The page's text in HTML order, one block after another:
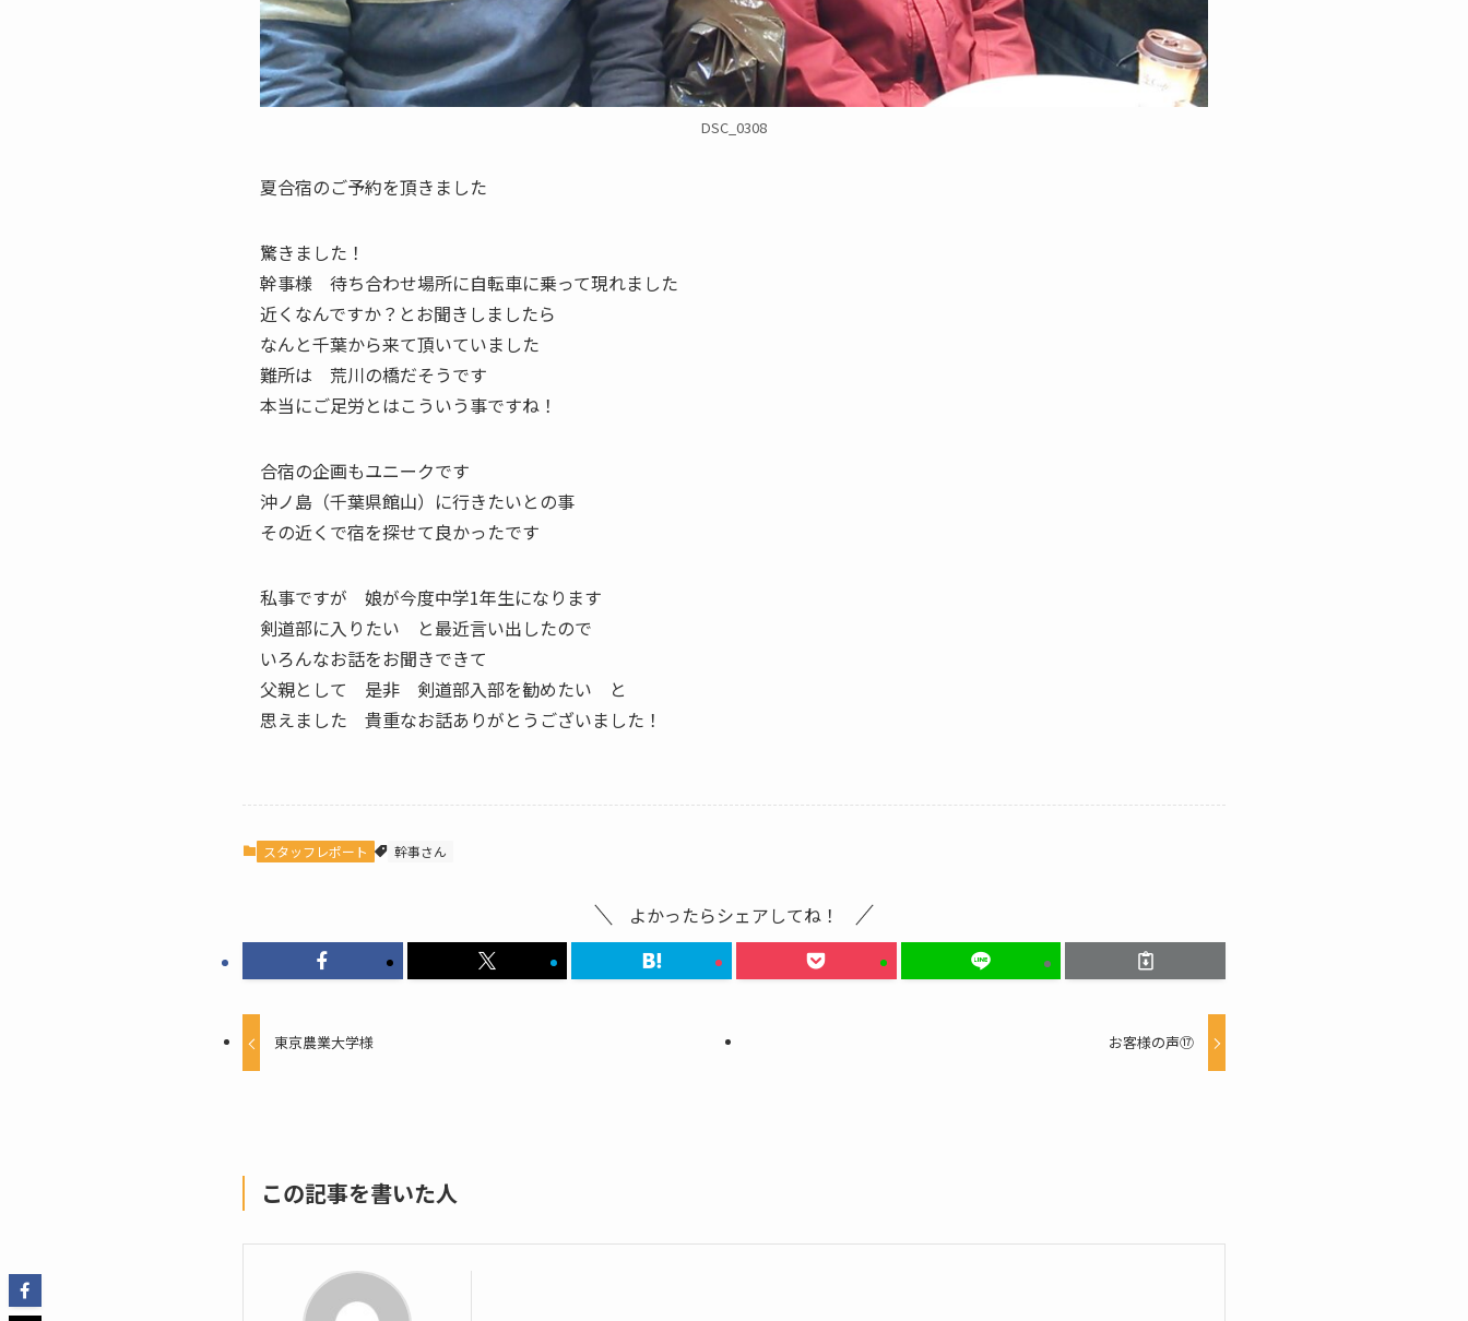
DSC_0308
夏合宿のご予約を頂きました
驚きました！
幹事様 待ち合わせ場所に自転車に乗って現れました
近くなんですか？とお聞きしましたら
なんと千葉から来て頂いていました
難所は 荒川の橋だそうです
本当にご足労とはこういう事ですね！
合宿の企画もユニークです
沖ノ島（千葉県館山）に行きたいとの事
その近くで宿を探せて良かったです
私事ですが 娘が今度中学1年生になります
剣道部に入りたい と最近言い出したので
いろんなお話をお聞きできて
父親として 是非 剣道部入部を勧めたい と
思えました 貴重なお話ありがとうございました！
スタッフレポート 幹事さん
よかったらシェアしてね！
東京農業大学様 お客様の声⑰
この記事を書いた人